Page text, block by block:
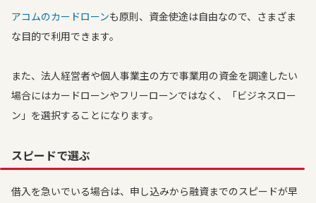
アコムのカードローンも原則、資金使途は自由なので、さまざま
な目的で利用できます。
また、法人経営者や個人事業主の方で事業用の資金を調達したい
場合にはカードローンやフリーローンではなく、「ビジネスロー
ン」を選択することになります。
スピードで選ぶ
借入を急いでいる場合は、申し込みから融資までのスピードが早